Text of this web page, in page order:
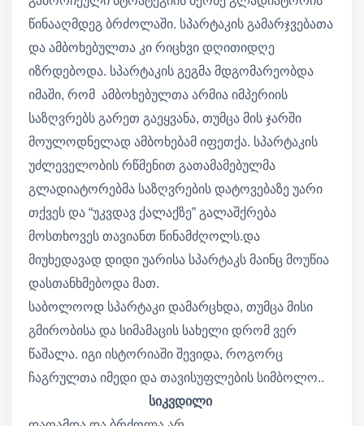
წინააღმდეგ ბრძოლაში. სპარტაკის გამარჯვებათა
და ამბოხებულთა კი რიცხვი დღითიდღე
იზრდებოდა. სპარტაკის გეგმა მდგომარეობდა
იმაში, რომ ამბოხებულთა არმია იმპერიის
საზღვრებს გარეთ გაეყვანა, თუმცა მის ჯარში
მოულოდნელად ამბოხებამ იფეთქა. სპარტაკის
უძლეველობის რწმენით გათამამებულმა
გლადიატორებმა საზღვრების დატოვებაზე უარი
თქვეს და “უკვდავ ქალაქზე” გალაშქრება
მოსთხოვეს თავიანთ წინამძღოლს.და
მიუხედავად დიდი უარისა სპარტაკს მაინც მოუწია
დასთანხმებოდა მათ.
საბოლოოდ სპარტაკი დამარცხდა, თუმცა მისი
გმირობისა და სიმამაცის სახელი დრომ ვერ
წაშალა. იგი ისტორიაში შევიდა, როგორც
ჩაგრულთა იმედი და თავისუფლების სიმბოლო..
სიკვდილი